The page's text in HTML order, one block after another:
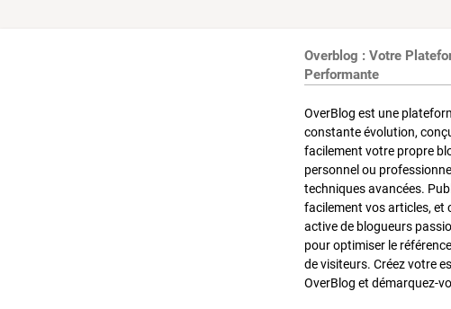
Overblog : Votre
Performante
OverBlog est une
constante évolution,
facilement votre propre
personnel ou
techniques avancées.
facilement vos articles, et
active de blogueurs
pour optimiser le
de visiteurs. Créez votre
OverBlog et démarquez-